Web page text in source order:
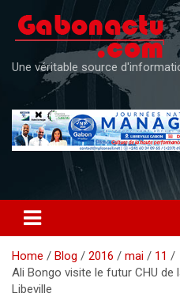
content
Une véritable source
Home Blog 2016 mai
11
Ali Bongo visite le futur CHU de
Libeville